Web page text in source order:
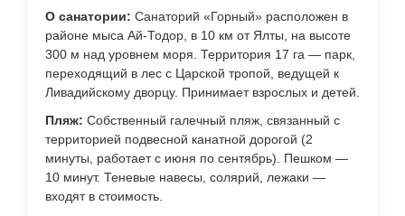
О санатории: Санаторий «Горный» расположен в
районе мыса Ай-Тодор, в 10 км от Ялты, на высоте
300 м над уровнем моря. Территория 17 га — парк,
переходящий в лес с Царской тропой, ведущей к
Ливадийскому дворцу. Принимает взрослых и детей.
Пляж: Собственный галечный пляж, связанный с
территорией подвесной канатной дорогой (2
минуты, работает с июня по сентябрь). Пешком —
10 минут. Теневые навесы, солярий, лежаки —
входят в стоимость.